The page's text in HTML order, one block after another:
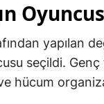
yapılan
seçildi.
hücum